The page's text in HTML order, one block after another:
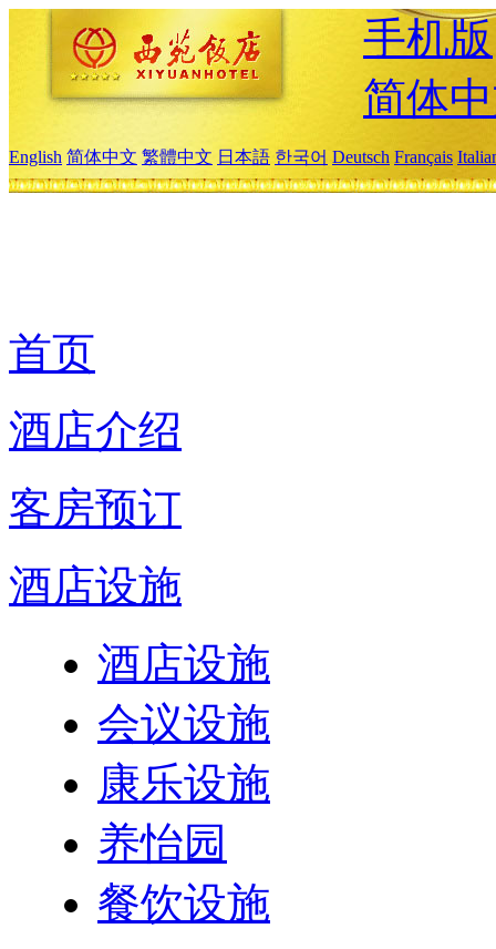
手机版
简体
English 简体中文 繁體中文 日本語 한국어 Deutsch Français
首页
酒店介绍
客房预订
酒店设施
酒店设施
会议设施
康乐设施
养怡园
餐饮设施